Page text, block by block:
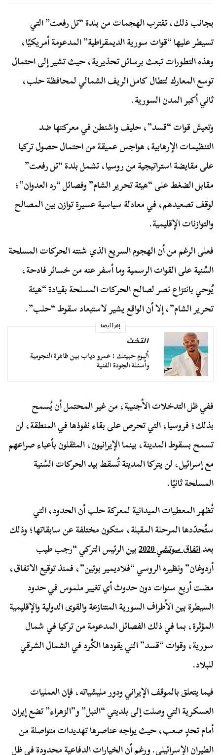
بجانب ذلك، تقترب الهجمات من بلدة “تل رفعت” التي
تسيطر عليها “قوات سورية الديمقراطية” المدعومة أمريكيًا،
وهذه التطورات تبعث برسائل تحذيرية، حيث تشير إلى احتمال
توسع المعارك لتطال كامل الريف الشمالي لمحافظة حلب،
ثاني أكبر المدن السورية.
وتعيش قوات “قسد”، حليف واشنطن في معركتها ضد
التنظيمات الإرهابية، هواجس عميقة من احتمال حصول تركيا
على مقايضة استراتيجية من روسيا، تشمل بلدة “تل رفعت”
مقابل الضغط على “هيئة تحرير الشام” وفصائل “رد العدوان”؛
لوقف تصعيدهم، في معادلة سياسية عسيرة توازن بين المصالح
والتوازنات الإقليمية.
فعلى الرغم من أن الهجوم السريع الذي شنته الحركات المسلحة
السُنية على القوات الرسمية وما أسفر عنه من خسائر فادحة،
يُوحي بانتزاع نصر لصالح الحركات المسلحة بقيادة “هيئة
تحرير الشام”، إلا أن الواقع يشير لاستبعاد سقوط “حلب”.
إقرأ أيضا
التخت
ألبوم حبيتك : عمرو دياب بين ظاهرة النجومية
وأسئلة الجودة الفنية
ففي ظل التدخلات الأجنبية، من غير المحتمل أن يُسمح
بذلك؛ فروسيا، التي تحرص على بقاء نفوذها في المنطقة، لن
تسمح بسقوط المدينة، بينما الإيرانيون، المثقلون بأعباء صراعهم
مع إسرائيل، لن يتركا المدينة تُسقط بيد الحركات السُنية
المسلحة ثانيًا.
تُظهر المعطيات الميدانية لمعركة حلب أن الحدود، التي
ستُحدّدها المرحلة المقبلة، ستكون مختلفة عن سابقاتها؛ وذلك
بعداتفاق سوتشي 2020
بين الرئيس التركي “رجب طيب
أردوغان” ونظيره الروسي “فلاديمير بوتين”، فمنذ توقيع الاتفاق،
مضت أربع سنوات دون حدوث أي تغيير ملموس في حدود
السيطرة بين الأطراف السورية المتنازعة والقوى الدولية والإقليمية
المؤثرة، بما في ذلك الفصائل المدعومة من تركيا في شمال
سورية، وقوات “قسد” التي يقودها الكُرد في الشمال الشرقي
للبلاد.
فيما يتعلق بالموقف الإيراني ودور مليشياته، فإن العمليات
العسكرية التي وصلت إلى بلديتي “النبل” و”الزهراء” تضع إيران
أمام تحدٍ صعب، حيث يواجه عناصرها تهديدات متواصلة من
الطيران الإسرائيلي. ورغم أن الخيارات الدفاعية محدودة في ظل